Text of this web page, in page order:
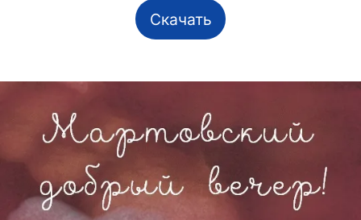
Скачать